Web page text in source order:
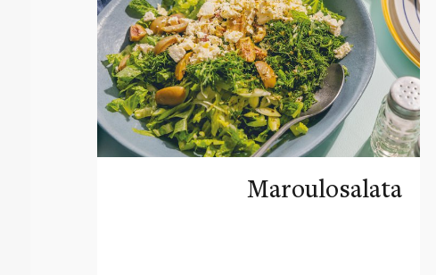
Maroulosalata